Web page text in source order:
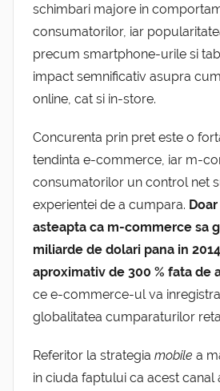
schimbari majore in
consumatorilor, iar
precum smartphone-urile si
impact semnificativ asupra
online, cat si in-store.
Concurenta prin pret este o
tendinta e-commerce, iar m-
consumatorilor un control net
experientei de a cumpara.
asteapta ca m-commerce sa
miliarde de dolari pana in
aproximativ de 300 % fata de
ce e-commerce-ul va
globalitatea cumparaturilor
Referitor la strategia mobile a
in ciuda faptului ca acest